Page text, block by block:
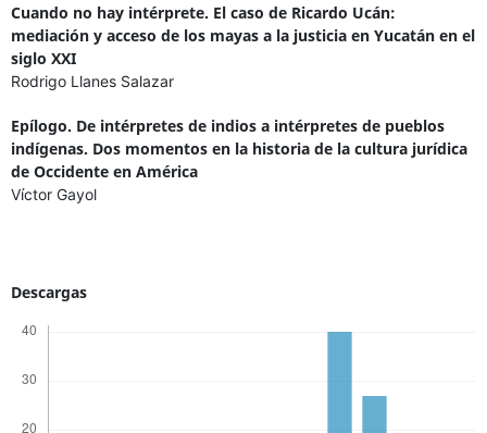
Cuando no hay intérprete. El caso de Ricardo Ucán:
mediación y acceso de los mayas a la justicia en Yucatán en el
siglo XXI
Rodrigo Llanes Salazar
Epílogo. De intérpretes de indios a intérpretes de pueblos
indígenas. Dos momentos en la historia de la cultura jurídica
de Occidente en América
Víctor Gayol
Descargas